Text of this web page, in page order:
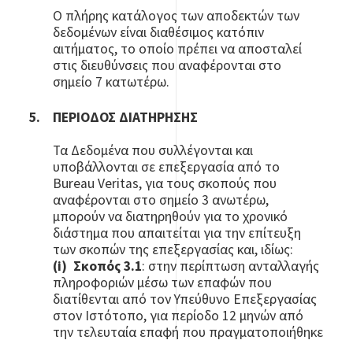
Ο πλήρης κατάλογος των αποδεκτών των
δεδομένων είναι διαθέσιμος κατόπιν
αιτήματος, το οποίο πρέπει να αποσταλεί
στις διευθύνσεις που αναφέρονται στο
σημείο 7 κατωτέρω.
ΠΕΡΙΟΔΟΣ ΔΙΑΤΗΡΗΣΗΣ
Τα Δεδομένα που συλλέγονται και
υποβάλλονται σε επεξεργασία από το
Bureau Veritas, για τους σκοπούς που
αναφέρονται στο σημείο 3 ανωτέρω,
μπορούν να διατηρηθούν για το χρονικό
διάστημα που απαιτείται για την επίτευξη
των σκοπών της επεξεργασίας και, ιδίως:
(i) Σκοπός 3.1: στην περίπτωση ανταλλαγής
πληροφοριών μέσω των επαφών που
διατίθενται από τον Υπεύθυνο Επεξεργασίας
στον Ιστότοπο, για περίοδο 12 μηνών από
την τελευταία επαφή που πραγματοποιήθηκε